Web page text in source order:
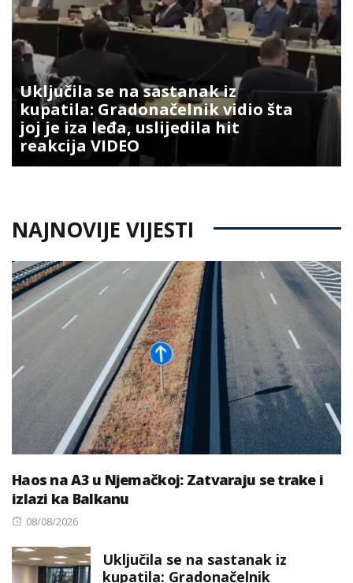
Uključila se na sastanak iz
kupatila: Gradonačelnik vidio šta
joj je iza leđa, uslijedila hit
reakcija VIDEO
NAJNOVIJE VIJESTI
Haos na A3 u Njemačkoj: Zatvaraju se trake i
izlazi ka Balkanu
Posted
08/08/2026
Uključila se na sastanak iz
kupatila: Gradonačelnik